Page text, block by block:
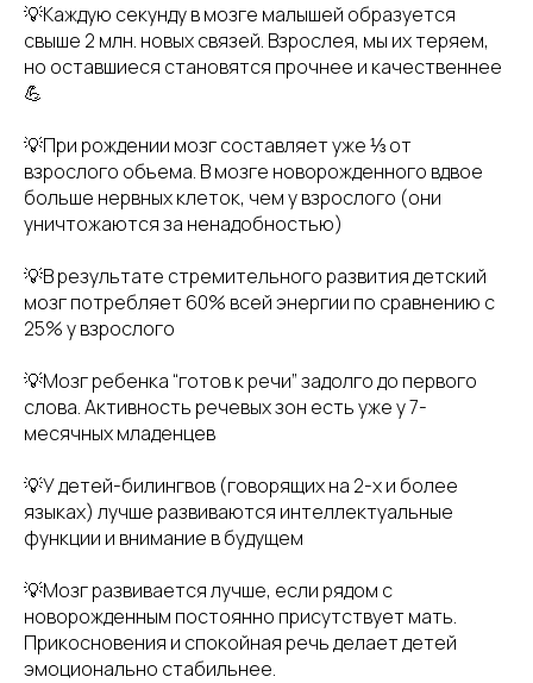
💡Каждую секунду в мозге малышей образуется
свыше 2 млн. новых связей. Взрослея, мы их теряем,
но оставшиеся становятся прочнее и качественнее
💪
💡При рождении мозг составляет уже ⅓ от
взрослого объема. В мозге новорожденного вдвое
больше нервных клеток, чем у взрослого (они
уничтожаются за ненадобностью)
💡В результате стремительного развития детский
мозг потребляет 60% всей энергии по сравнению с
25% у взрослого
💡Мозг ребенка “готов к речи” задолго до первого
слова. Активность речевых зон есть уже у 7-
месячных младенцев
💡У детей-билингвов (говорящих на 2-х и более
языках) лучше развиваются интеллектуальные
функции и внимание в будущем
💡Мозг развивается лучше, если рядом с
новорожденным постоянно присутствует мать.
Прикосновения и спокойная речь делает детей
эмоционально стабильнее.